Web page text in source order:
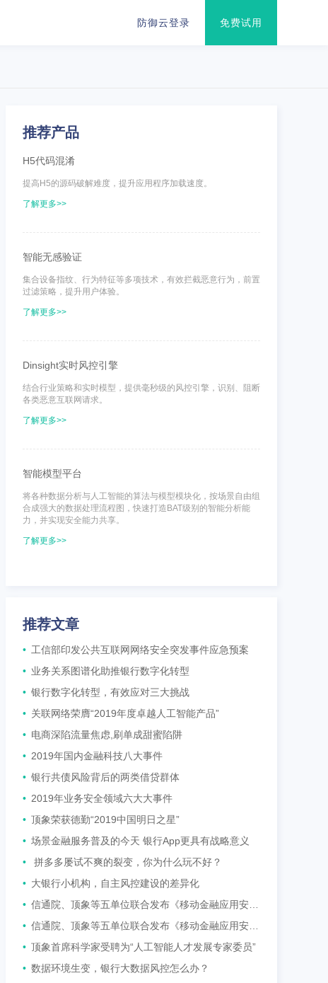
防御云登录 免费试用
推荐产品
H5代码混淆
提高H5的源码破解难度，提升应用程序加载速度。
了解更多>>
智能无感验证
集合设备指纹、行为特征等多项技术，有效拦截恶意行为，前置
过滤策略，提升用户体验。
了解更多>>
Dinsight实时风控引擎
结合行业策略和实时模型，提供毫秒级的风控引擎，识别、阻断
各类恶意互联网请求。
了解更多>>
智能模型平台
将各种数据分析与人工智能的算法与模型模块化，按场景自由组
合成强大的数据处理流程图，快速打造BAT级别的智能分析能
力，并实现安全能力共享。
了解更多>>
推荐文章
• 工信部印发公共互联网网络安全突发事件应急预案
• 业务关系图谱化助推银行数字化转型
• 银行数字化转型，有效应对三大挑战
• 关联网络荣膺“2019年度卓越人工智能产品”
• 电商深陷流量焦虑,刷单成甜蜜陷阱
• 2019年国内金融科技八大事件
• 银行共债风险背后的两类借贷群体
• 2019年业务安全领域六大大事件
• 顶象荣获德勤“2019中国明日之星”
• 场景金融服务普及的今天 银行App更具有战略意义
•
拼多多屡试不爽的裂变，你为什么玩不好？
• 大银行小机构，自主风控建设的差异化
• 信通院、顶象等五单位联合发布《移动金融应用安全白皮书》
• 信通院、顶象等五单位联合发布《移动金融应用安全白皮书》
• 顶象首席科学家受聘为“人工智能人才发展专家委员”
• 数据环境生变，银行大数据风控怎么办？